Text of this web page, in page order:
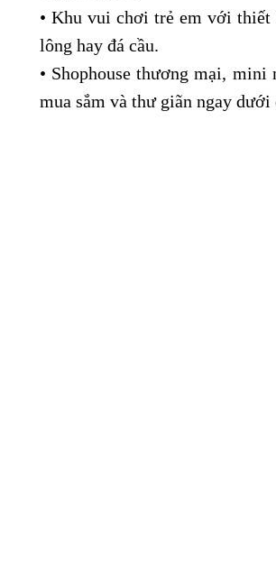
• Khu vui chơi trẻ em với thiết
lông hay đá cầu.
• Shophouse thương mại,
mua sắm và thư giãn ngay dưới